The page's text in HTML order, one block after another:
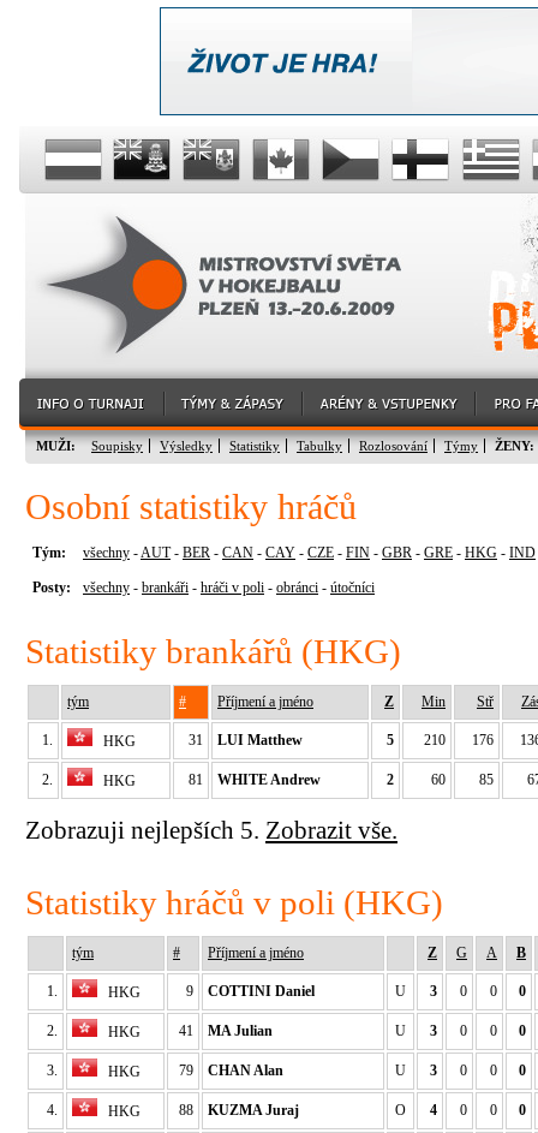
MUŽI: Soupisky Výsledky Statistiky Tabulky Rozlosování Týmy ŽENY:
Osobní statistiky hráčů
Tým: všechny -AUT- BER - CAN - CAY - CZE - FIN - GBR - GRE - HKG - IND
Posty: všechny - brankáři - hráči v poli - obránci - útočníci
Statistiky brankářů (HKG)
tým # Příjmení a jméno Z Min Stř
1. HKG 31 LUI Matthew 5 210 176
2. HKG 81 WHITE Andrew 2 60 85
Zobrazuji nejlepších 5. Zobrazit vše.
Statistiky hráčů v poli (HKG)
tým # Příjmení a jméno Z G A B
1. HKG 9 COTTINI Daniel U 3 0 0 0
2. HKG 41 MA Julian U 3 0 0 0
3. HKG 79 CHAN Alan U 3 0 0 0
4. HKG 88 KUZMA Juraj O 4 0 0 0